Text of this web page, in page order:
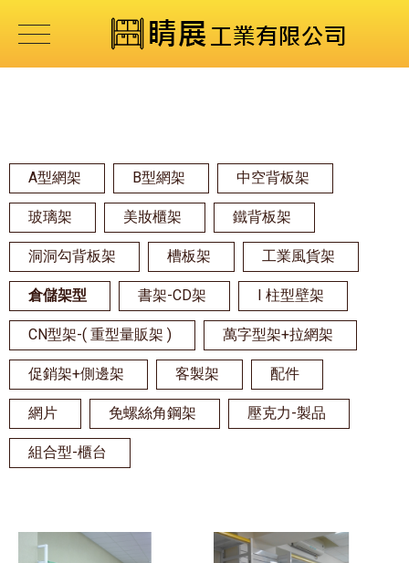
A型網架 B型網架 中空背板架
玻璃架 美妝櫃架 鐵背板架
洞洞勾背板架 槽板架 工業風貨架
倉儲架型 書架-CD架 I 柱型壁架
CN型架-( 重型量販架 ) 萬字型架+拉網架
促銷架+側邊架 客製架 配件
網片 免螺絲角鋼架 壓克力-製品
組合型-櫃台